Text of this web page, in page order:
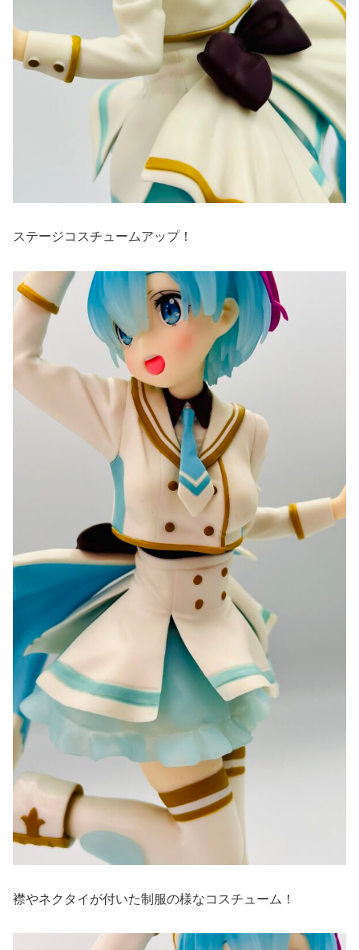
ステージコスチュームアップ！
襟やネクタイが付いた制服の様なコスチューム！